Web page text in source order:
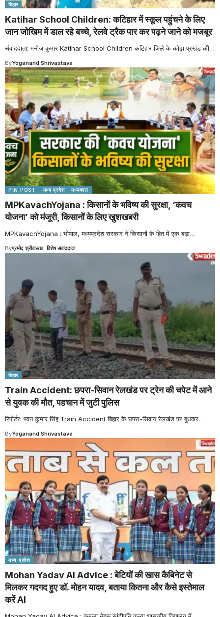
बिहार
Katihar School Children: कटिहार में स्कूल पहुंचने के लिए
जान जोखिम में डाल रहे बच्चे, रेलवे ट्रैक पार कर पढ़ने जाने को मजबूर
संवाददाता: मनोज कुमार Katihar School Children कटिहार जिले के कोढ़ा प्रखंड की…
ByYoganand Shrivastava
PIN POST मध्य प्रदेश मध्यकाल
MPKavachYojana : किसानों के भविष्य की सुरक्षा, ‘कवच
योजना’ को मंजूरी, किसानों के लिए खुशखबरी
MPKavachYojana : भोपाल, मध्यप्रदेश सरकार ने किसानों के हित में एक बड़ा…
Byप्रमोद श्रीवास्तव, विशेष संवाददाता
बिहार
Train Accident: छपरा-सिवान रेलखंड पर ट्रेन की चपेट में आने
से युवक की मौत, पहचान में जुटी पुलिस
रिपोर्टर: पवन कुमार सिंह Train Accident बिहार के छपरा-सिवान रेलखंड पर बुधवार…
ByYoganand Shrivastava
मध्य प्रदेश
Mohan Yadav AI Advice : बेटियों की खास कैबिनेट से
मिलकर गदगद हुए डॉ. मोहन यादव, बताया कितना और कैसे इस्तेमाल
करें AI